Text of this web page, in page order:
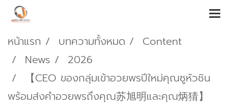
หน้าแรก บทความทั้งหมด
Content
News
2026
【CEO ของกลุ่มเข้าอวยพรปีใหม่คุณซูหัวชิน
พร้อมส่งคำอวยพรถึงคุณ苏旭明และคุณ炳猜】